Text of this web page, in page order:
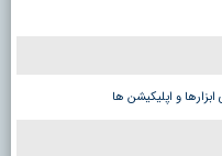
و اپلیکیشن ها